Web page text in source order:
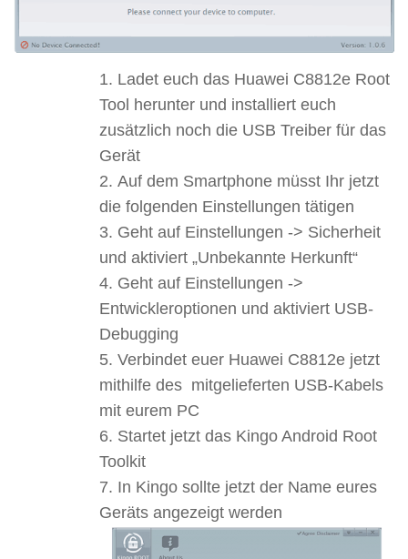
Ladet euch das Huawei C8812e Root
Tool herunter und installiert euch
zusätzlich noch die USB Treiber für das
Gerät
Auf dem Smartphone müsst Ihr jetzt
die folgenden Einstellungen tätigen
Geht auf Einstellungen -> Sicherheit
und aktiviert „Unbekannte Herkunft“
Geht auf Einstellungen ->
Entwickleroptionen und aktiviert USB-
Debugging
Verbindet euer Huawei C8812e jetzt
mithilfe des mitgelieferten USB-Kabels
mit eurem PC
Startet jetzt das Kingo Android Root
Toolkit
In Kingo sollte jetzt der Name eures
Geräts angezeigt werden